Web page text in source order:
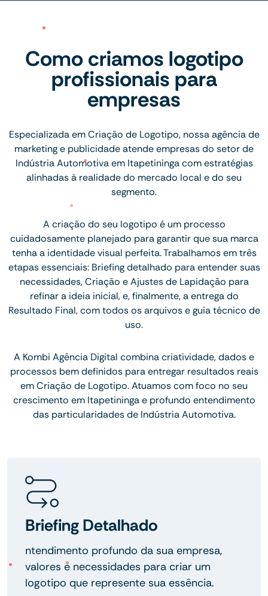
Como criamos logotipo
profissionais para
empresas
Especializada em Criação de Logotipo, nossa agência de
marketing e publicidade atende empresas do setor de
Indústria Automotiva em Itapetininga com estratégias
alinhadas à realidade do mercado local e do seu
segmento.
A criação do seu logotipo é um processo
cuidadosamente planejado para garantir que sua marca
tenha a identidade visual perfeita. Trabalhamos em três
etapas essenciais: Briefing detalhado para entender suas
necessidades, Criação e Ajustes de Lapidação para
refinar a ideia inicial, e, finalmente, a entrega do
Resultado Final, com todos os arquivos e guia técnico de
uso.
A Kombi Agência Digital combina criatividade, dados e
processos bem definidos para entregar resultados reais
em Criação de Logotipo. Atuamos com foco no seu
crescimento em Itapetininga e profundo entendimento
das particularidades de Indústria Automotiva.
Briefing Detalhado
ntendimento profundo da sua empresa,
valores e necessidades para criar um
logotipo que represente sua essência.